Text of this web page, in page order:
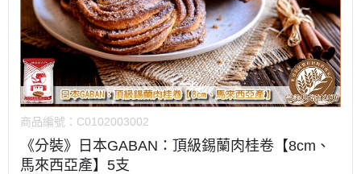
商品編號： C0102003002
《分裝》日本GABAN：頂級錫蘭肉桂卷【8cm、
馬來西亞產】5支